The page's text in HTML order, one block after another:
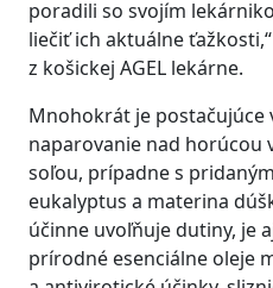
poradili so svojím
liečiť ich aktuálne
z košickej AGEL lekárne.
Mnohokrát je postačujúce
naparovanie nad horúcou
soľou, prípadne s
eukalyptus a materina
účinne uvoľňuje dutiny, je
prírodné esenciálne oleje